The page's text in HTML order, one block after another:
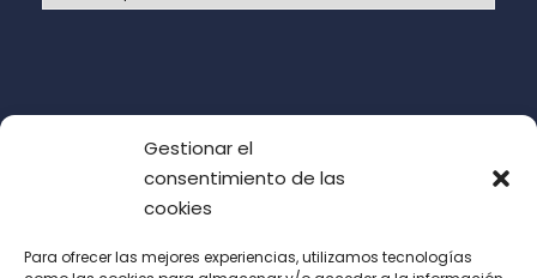
Gestionar el
consentimiento de las
cookies
Para ofrecer las mejores experiencias, utilizamos tecnologías